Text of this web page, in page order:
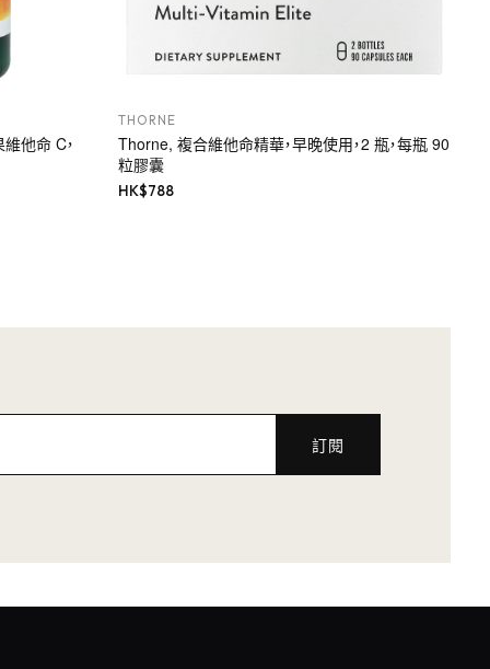
他命 C，
THORNE
Thorne, 複合維他命精華，早晚使用，2 瓶，每瓶 90
粒膠囊
HK$788
訂閱